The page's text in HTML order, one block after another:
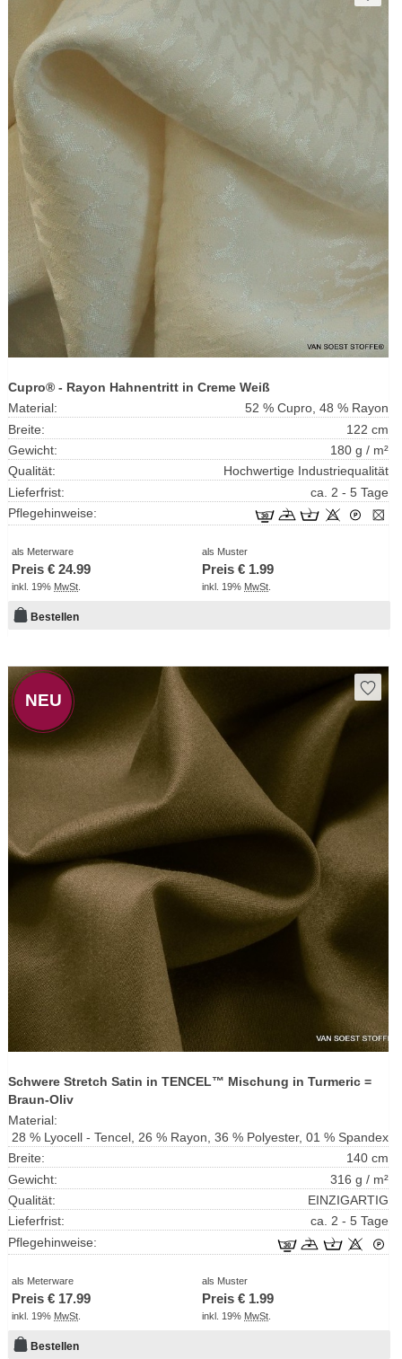
Cupro® - Rayon Hahnentritt in Creme Weiß
Material:
52 % Cupro, 48 % Rayon
Breite:
122 cm
Gewicht:
180 g / m²
Qualität:
Hochwertige Industriequalität
Lieferfrist:
ca. 2 - 5 Tage
Pflegehinweise:
als Meterware
Preis € 24.99
inkl. 19% MwSt
als Muster
Preis € 1.99
inkl. 19% MwSt
Bestellen
NEU
Schwere Stretch Satin in TENCEL™ Mischung in Turmeric =
Braun-Oliv
Material:
28 % Lyocell - Tencel, 26 % Rayon, 36 % Polyester, 01 % Spandex
Breite:
140 cm
Gewicht:
316 g / m²
Qualität:
EINZIGARTIG
Lieferfrist:
ca. 2 - 5 Tage
Pflegehinweise:
als Meterware
Preis € 17.99
inkl. 19% MwSt
als Muster
Preis € 1.99
inkl. 19% MwSt
Bestellen